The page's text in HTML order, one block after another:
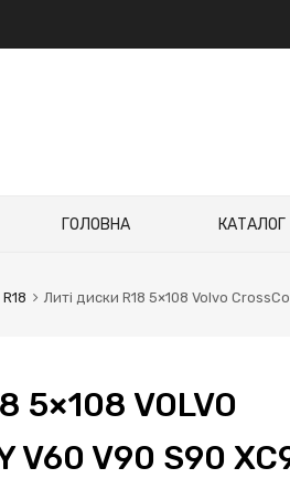
ГОЛОВНА КАТАЛОГ
Литі диски R18 5×108 Volvo
5×108 VOLVO
V60 V90 S90